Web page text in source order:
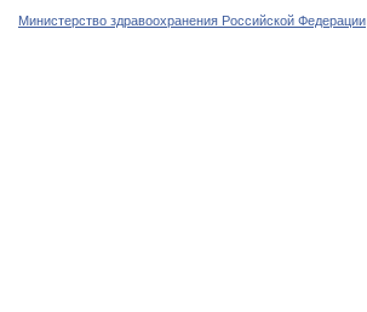
Министерство здравоохранения Российской Федерации